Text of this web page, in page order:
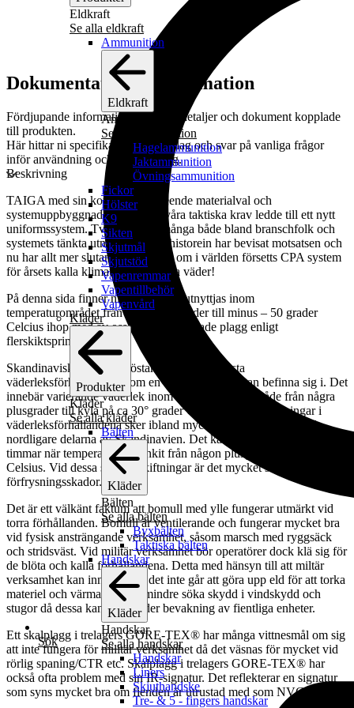
Eldkraft
Se alla eldkraft
Ammunition
Eldkraft
Ammunition
Se alla ammunition
Hagelammunition
Jaktammunition
Övningsammunition
Fickor
Hölster
K9
Sikten
Skjutmål
Skjutstöd
Vapenremmar
Vapentillbehör
Vapenvård
Kläder
Produkter
Kläder
Se alla kläder
Bälten
Kläder
Bälten
Se alla bälten
Byxbälten
Taktiska bälten
Handskar
Kläder
Handskar
Se alla handskar
Handskar
Liners
Skjuthandske
Tre- & 5 - fingers handskar
Sök
Lägg i lista
Lägg till i varukorg
Dokumentation & information
Fördjupande information, tekniska detaljer och dokument kopplade
till produkten.
Här hittar ni specifikationer, underlag och svar på vanliga frågor
inför användning och upphandling.
Beskrivning
TAIGA med sin kompetens avseende materialval och
systemuppbyggnad och vi med våra taktiska krav ledde till ett nytt
uniformssystem. Tvivlarna var många både bland branschfolk och
systemets tänkta utnyttjare. Men historein har bevisat motsatsen och
nu har allt mer slutanvändare runt om i världen försetts CPA system
för årsets kalla klimat och regninga väder!
På denna sida finner ni system som utnyttjas inom
temperaturområdet från några plusgrader till minus – 50 grader
Celcius ihop med av oss rekommenderade plagg enligt
flerskiktsprincipen.
Skandinaviska halvöns höstar är bland de värsta
väderleksförhållandena som en operatör/jägare kan befinna sig i. Det
innebär varierande väderlek inom ett temperaturområde från några
plusgrader till kyla på ca 30° grader Celsius. Dessa skiftningar i
väderleksförhållandena sker ibland mycket snabbt, speciellt i de
nordligare delarna av Skandinavien. Det kan röra sig om några få
timmar när temperaturen sjunkit från någon plusgrad till -25°
Celsius. Vid dessa snabba skiftningar är det mycket stora risker för
förfrysningsskador.
Det är ett välkänt faktum att bomull med ylle fungerar utmärkt vid
torra förhållanden. Bomull är ventilerande och fungerar mycket bra
vid fysisk ansträngande verksamhet, såsom marsch med ryggsäck
och stridsväst. Vid militär verksamhet bör operatörer dock klä sig för
de blöta och kalla förhållandena. Detta med hänsyn till att miltär
verksamhet kan innebära att det inte går att göra upp eld för att torka
materiel och värma sig. Än mindre söka skydd i vindskydd och
stugor då dessa kan vara under bevakning av fientliga enheter.
Ett skalplagg i trelagers GORE-TEX® har många vittnesmål om sig
att inte fungera för militär verksamhet då det väsnas för mycket vid
rörlig spaning/CTR etc. Skalplagg i trelagers GORE-TEX® har
också ofta problem med sin IR-signatur. Det reflekterar en signatur
som syns mycket bra om fienden är utrustad med som NVG.